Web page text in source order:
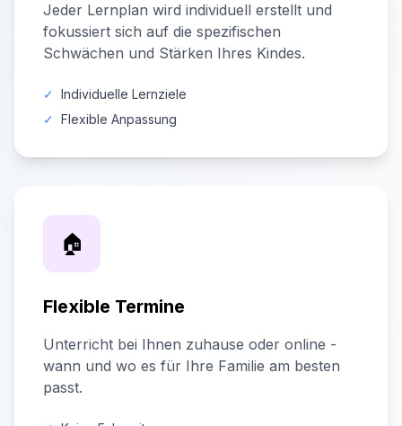
Jeder Lernplan wird individuell erstellt und
fokussiert sich auf die spezifischen
Schwächen und Stärken Ihres Kindes.
✓ Individuelle Lernziele
✓ Flexible Anpassung
🏠
Flexible Termine
Unterricht bei Ihnen zuhause oder online -
wann und wo es für Ihre Familie am besten
passt.